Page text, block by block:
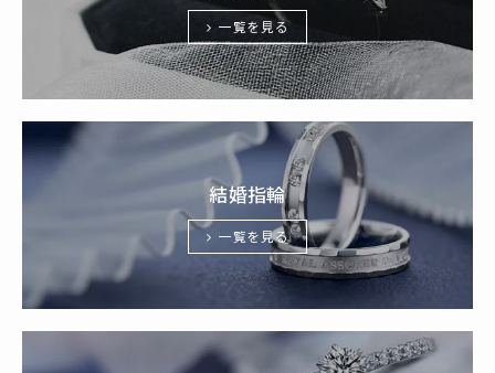
一覧を見る
結婚指輪
一覧を見る